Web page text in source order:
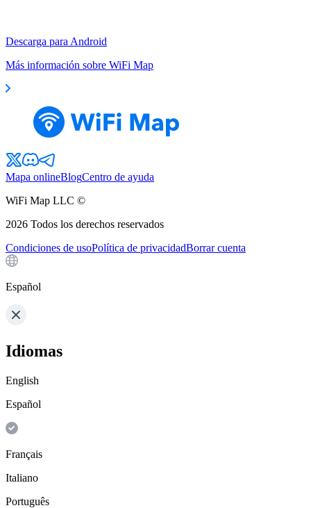
Descarga para Android
Más información sobre WiFi Map
Mapa onlineBlogCentro de ayuda
WiFi Map LLC ©
2026 Todos los derechos reservados
Condiciones de usoPolítica de privacidadBorrar cuenta
Español
Idiomas
English
Español
Français
Italiano
Português